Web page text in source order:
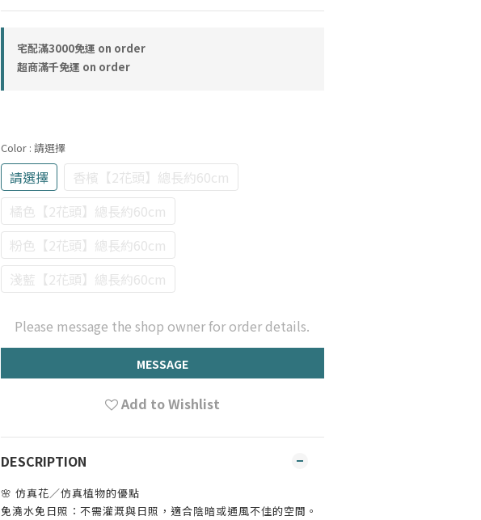
宅配滿3000免運 on order
超商滿千免運 on order
Color : 請選擇
請選擇
香檳【2花頭】總長約60cm
橘色【2花頭】總長約60cm
粉色【2花頭】總長約60cm
淺藍【2花頭】總長約60cm
Please message the shop owner for order details.
MESSAGE
Add to Wishlist
DESCRIPTION
🌸 仿真花／仿真植物的優點
免澆水免日照：不需灌溉與日照，適合陰暗或通風不佳的空間。